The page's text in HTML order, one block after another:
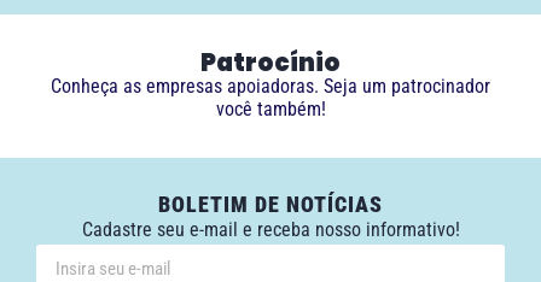
Patrocínio
Conheça as empresas apoiadoras. Seja um patrocinador
você também!
BOLETIM DE NOTÍCIAS
Cadastre seu e-mail e receba nosso informativo!